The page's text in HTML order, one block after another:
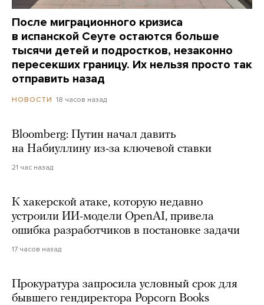
После миграционного кризиса
в испанской Сеуте остаются больше
тысячи детей и подростков, незаконно
пересекших границу. Их нельзя просто так
отправить назад
НОВОСТИ 18 часов назад
Bloomberg: Путин начал давить
на Набиуллину из-за ключевой ставки
21 час назад
К хакерской атаке, которую недавно
устроили ИИ-модели OpenAI, привела
ошибка разработчиков в постановке задачи
17 часов назад
Прокуратура запросила условный срок для
бывшего гендиректора Popcorn Books